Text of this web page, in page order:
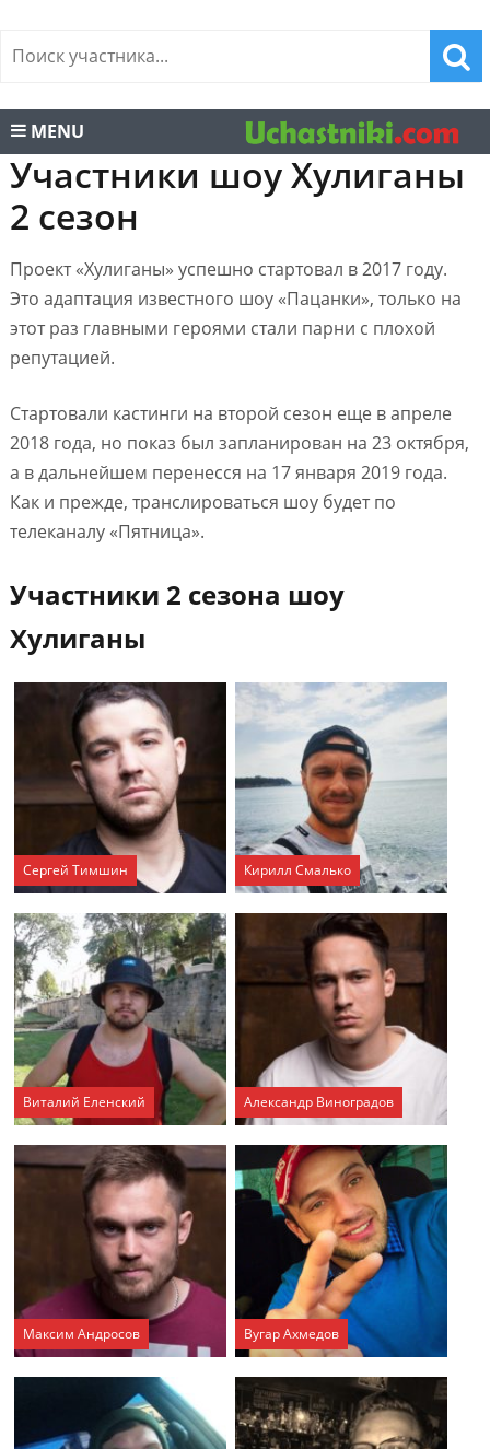
MENU
Участники шоу Хулиганы
2 сезон
Проект «Хулиганы» успешно стартовал в 2017 году.
Это адаптация известного шоу «Пацанки», только на
этот раз главными героями стали парни с плохой
репутацией.
Стартовали кастинги на второй сезон еще в апреле
2018 года, но показ был запланирован на 23 октября,
а в дальнейшем перенесся на 17 января 2019 года.
Как и прежде, транслироваться шоу будет по
телеканалу «Пятница».
Участники 2 сезона шоу
Хулиганы
Сергей Тимшин Кирилл Смалько
Виталий Еленский Александр Виноградов
Максим Андросов Вугар Ахмедов